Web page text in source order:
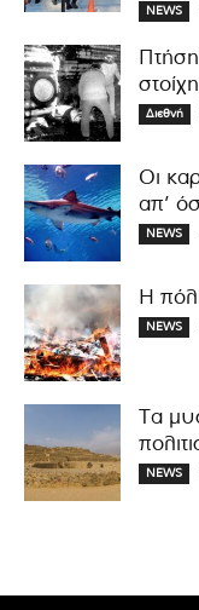
NEWS
Διεθνή
Οι
απ’
NEWS
Η
NEWS
Τα
NEWS